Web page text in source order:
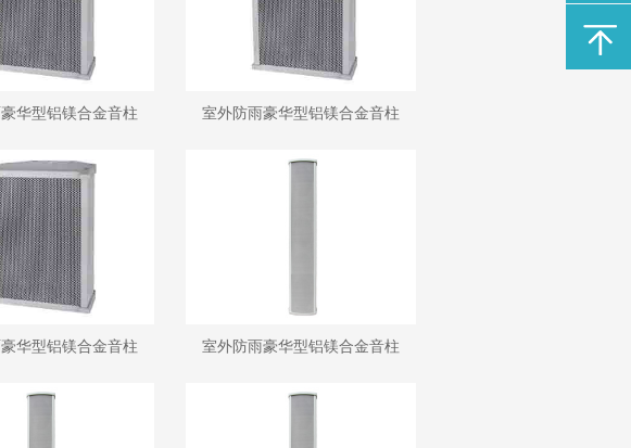
华型铝镁合金音柱 室外防雨豪华型铝镁合金音柱
华型铝镁合金音柱 室外防雨豪华型铝镁合金音柱